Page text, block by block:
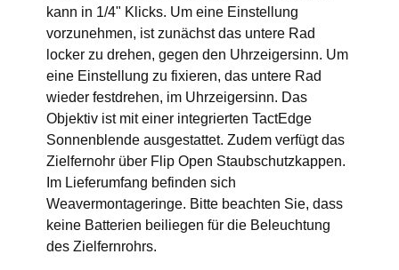
kann in 1/4" Klicks. Um eine Einstellung
vorzunehmen, ist zunächst das untere Rad
locker zu drehen, gegen den Uhrzeigersinn. Um
eine Einstellung zu fixieren, das untere Rad
wieder festdrehen, im Uhrzeigersinn. Das
Objektiv ist mit einer integrierten TactEdge
Sonnenblende ausgestattet. Zudem verfügt das
Zielfernohr über Flip Open Staubschutzkappen.
Im Lieferumfang befinden sich
Weavermontageringe. Bitte beachten Sie, dass
keine Batterien beiliegen für die Beleuchtung
des Zielfernrohrs.